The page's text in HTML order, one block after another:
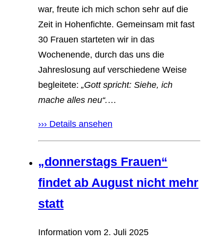
war, freute ich mich schon sehr auf die
Zeit in Hohenfichte. Gemeinsam mit fast
30 Frauen starteten wir in das
Wochenende, durch das uns die
Jahreslosung auf verschiedene Weise
begleitete: „Gott spricht: Siehe, ich
mache alles neu“.…
››› Details ansehen
„donnerstags Frauen“
findet ab August nicht mehr
statt
Information vom 2. Juli 2025